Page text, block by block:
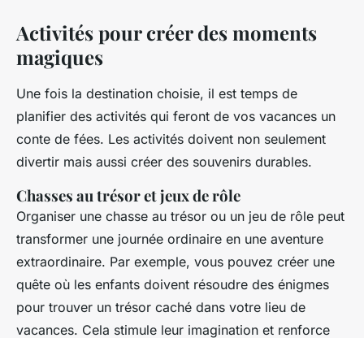
Activités pour créer des moments
magiques
Une fois la destination choisie, il est temps de
planifier des activités qui feront de vos vacances un
conte de fées. Les activités doivent non seulement
divertir mais aussi créer des souvenirs durables.
Chasses au trésor et jeux de rôle
Organiser une chasse au trésor ou un jeu de rôle peut
transformer une journée ordinaire en une aventure
extraordinaire. Par exemple, vous pouvez créer une
quête où les enfants doivent résoudre des énigmes
pour trouver un trésor caché dans votre lieu de
vacances. Cela stimule leur imagination et renforce